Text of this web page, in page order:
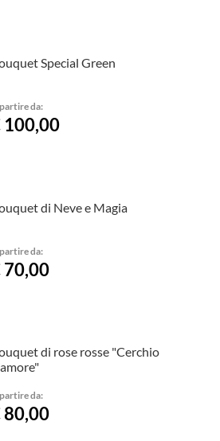
Special Green
da:
100,00
di Neve e Magia
da:
70,00
di rose rosse "Cerchio
da:
80,00